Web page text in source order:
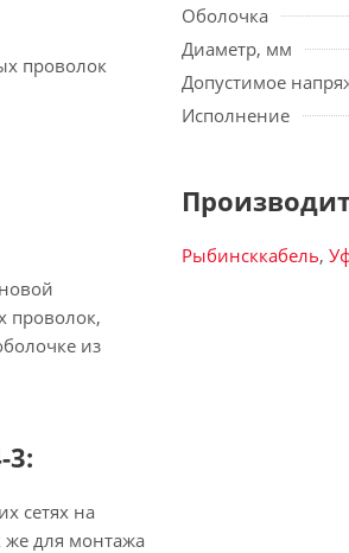
проволок
проволок,
из
3:
сетях на
же для монтажа
Оболочка
Диаметр, мм
Допустимое
Исполнение
Рыбинсккабель,